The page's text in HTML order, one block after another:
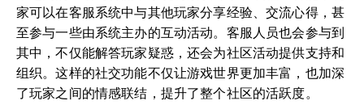
家可以在客服系统中与其他玩家分享经验、交流心得，甚
至参与一些由系统主办的互动活动。客服人员也会参与到
其中，不仅能解答玩家疑惑，还会为社区活动提供支持和
组织。这样的社交功能不仅让游戏世界更加丰富，也加深
了玩家之间的情感联结，提升了整个社区的活跃度。